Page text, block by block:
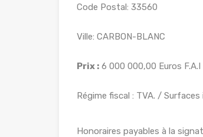
Code Postal: 33560
Ville: CARBON-BLANC
Prix : 6 000 000,00 Euros F.A.I
Régime fiscal : TVA. /
Honoraires payables à la